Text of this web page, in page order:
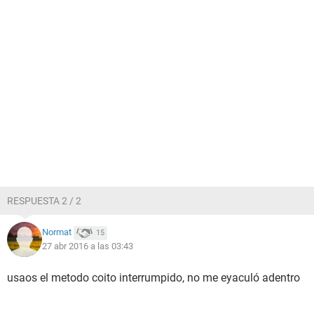
RESPUESTA 2 / 2
Normat 15
27 abr 2016 a las 03:43
usaos el metodo coito interrumpido, no me eyaculó adentro